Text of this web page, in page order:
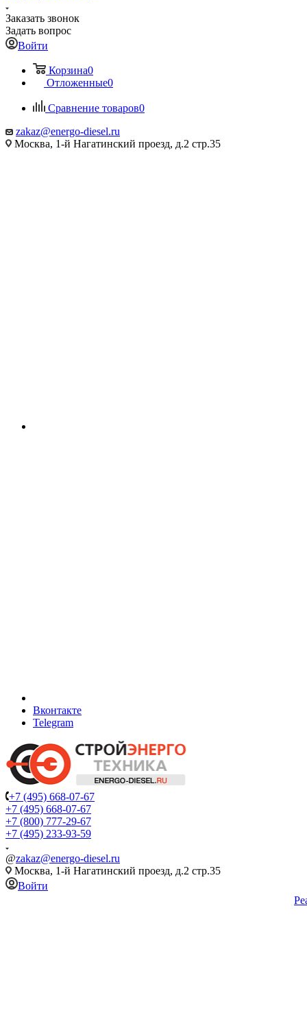
Заказать звонок
Задать вопрос
Войти
Корзина0
Отложенные0
Сравнение товаров0
zakaz@energo-diesel.ru
Москва, 1-й Нагатинский проезд, д.2 стр.35
Вконтакте
Telegram
+7 (495) 668-07-67
+7 (495) 668-07-67
+7 (800) 777-29-67
+7 (495) 233-93-59
@zakaz@energo-diesel.ru
Москва, 1-й Нагатинский проезд, д.2 стр.35
Войти